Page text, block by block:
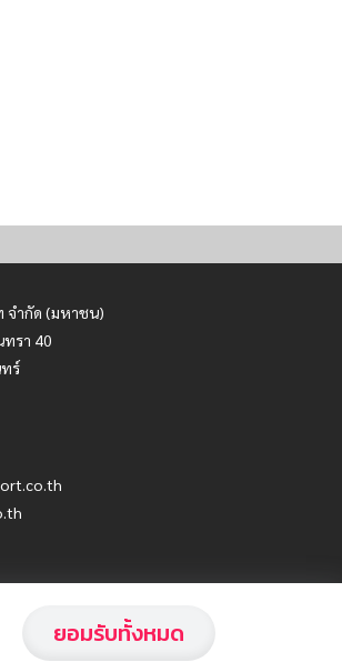
จำกัด (มหาชน)
รา 40
ร์
Privacy
ยอมรับทั้งหมด